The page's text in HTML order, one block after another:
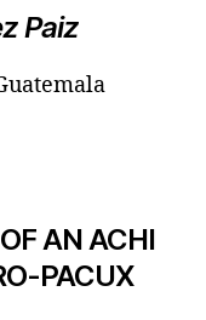
Paiz
AN ACHI
PACUX